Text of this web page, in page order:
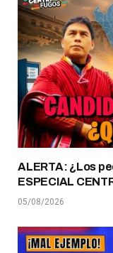
ALERTA: ¿Los
ESPECIAL
05/08/2026